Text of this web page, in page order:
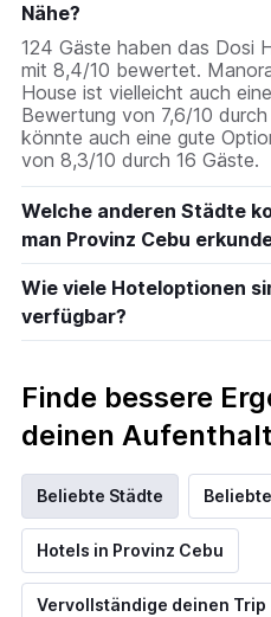
Nähe?
124 Gäste haben das Dosi
mit 8,4/10 bewertet.
House ist vielleicht auch
Bewertung von 7,6/10
könnte auch eine gute
von 8,3/10 durch 16 Gäste.
Welche anderen Städte
man Provinz Cebu
Wie viele Hoteloptionen
verfügbar?
Finde bessere
deinen
Beliebte Städte
Hotels in Provinz Cebu
Vervollständige deinen Trip